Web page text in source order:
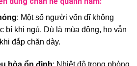
: Một số người vốn dĩ không
bí khi ngủ. Dù là mùa đông, họ vẫn
đắp chăn dày.
hòa ổn định: Nhiệt độ trong phòng